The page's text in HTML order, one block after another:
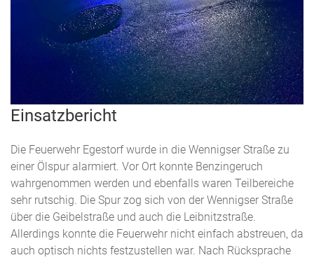
Einsatzbericht
Die Feuerwehr Egestorf wurde in die Wennigser Straße zu
einer Ölspur alarmiert. Vor Ort konnte Benzingeruch
wahrgenommen werden und ebenfalls waren Teilbereiche
sehr rutschig. Die Spur zog sich von der Wennigser Straße
über die Geibelstraße und auch die Leibnitzstraße.
Allerdings konnte die Feuerwehr nicht einfach abstreuen, da
auch optisch nichts festzustellen war. Nach Rücksprache